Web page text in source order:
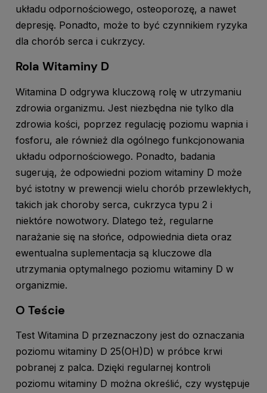
układu odpornościowego, osteoporozę, a nawet
depresję. Ponadto, może to być czynnikiem ryzyka
dla chorób serca i cukrzycy.
Rola Witaminy D
Witamina D odgrywa kluczową rolę w utrzymaniu
zdrowia organizmu. Jest niezbędna nie tylko dla
zdrowia kości, poprzez regulację poziomu wapnia i
fosforu, ale również dla ogólnego funkcjonowania
układu odpornościowego. Ponadto, badania
sugerują, że odpowiedni poziom witaminy D może
być istotny w prewencji wielu chorób przewlekłych,
takich jak choroby serca, cukrzyca typu 2 i
niektóre nowotwory. Dlatego też, regularne
narażanie się na słońce, odpowiednia dieta oraz
ewentualna suplementacja są kluczowe dla
utrzymania optymalnego poziomu witaminy D w
organizmie.
O Teście
Test Witamina D przeznaczony jest do oznaczania
poziomu witaminy D 25(OH)D) w próbce krwi
pobranej z palca. Dzięki regularnej kontroli
poziomu witaminy D można określić, czy występuje